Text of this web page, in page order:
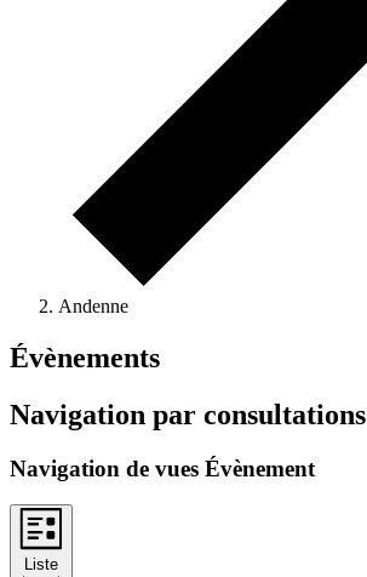
Andenne
Évènements
Navigation par consultations
Navigation de vues Évènement
Liste